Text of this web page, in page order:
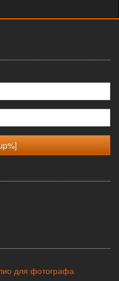
для фотографа